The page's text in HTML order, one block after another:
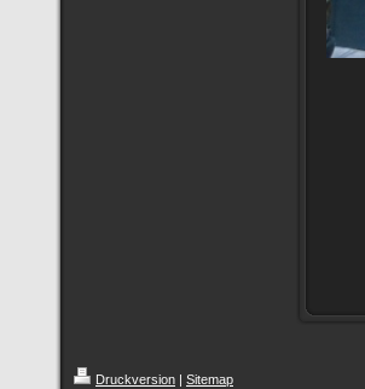
Druckversion
Sitemap